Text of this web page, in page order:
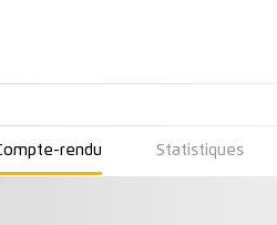
rendu Statistiques